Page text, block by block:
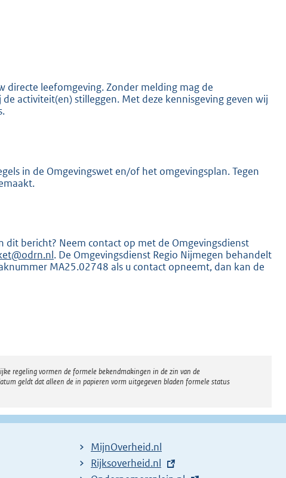
directe leefomgeving. Zonder melding mag de
activiteit(en) stilleggen. Met deze kennisgeving geven wij
in de Omgevingswet en/of het omgevingsplan. Tegen
bericht? Neem contact op met de Omgevingsdienst
. De Omgevingsdienst Regio Nijmegen behandelt
MA25.02748 als u contact opneemt, dan kan de
regeling vormen de formele bekendmakingen in de zin van de
geldt dat alleen de in papieren vorm uitgegeven bladen formele status
MijnOverheid.nl
E
Rijksoverheid.nl